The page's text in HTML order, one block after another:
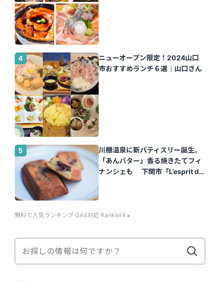
ニューオープン限定！2024山口
市おすすめランチ６選｜山口さん
川棚温泉に新パティスリー誕生。
「あんバター」香る焼きたてフィ
ナンシェも 下関市「L’esprit de
無料で人気ランキング GA4対応 Ranklet4